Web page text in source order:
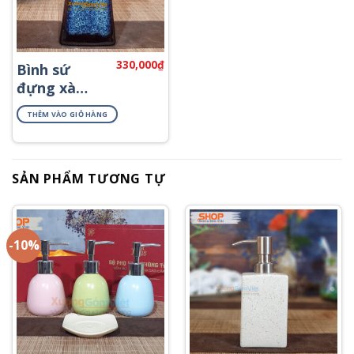
Bình sứ
đựng xà
phòng
khách sạn
PKNT-61
330,000₫
THÊM VÀO GIỎ HÀNG
SẢN PHẨM TƯƠNG TỰ
-10%